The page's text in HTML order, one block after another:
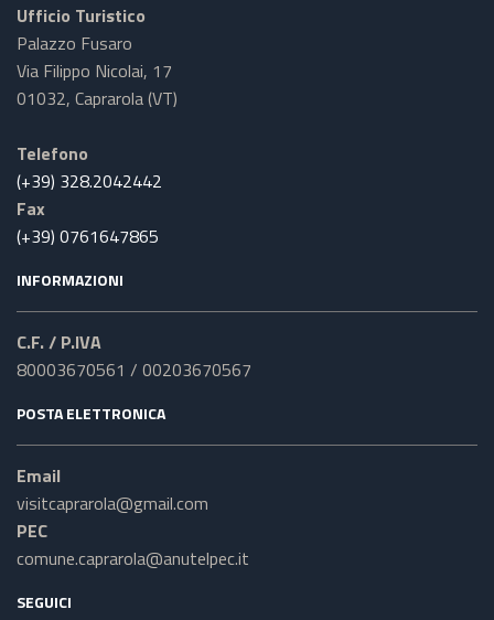
Ufficio Turistico
Palazzo Fusaro
Via Filippo Nicolai, 17
01032, Caprarola (VT)
Telefono
(+39) 328.2042442
Fax
(+39) 0761647865
INFORMAZIONI
C.F. / P.IVA
80003670561 / 00203670567
POSTA ELETTRONICA
Email
visitcaprarola@gmail.com
PEC
comune.caprarola@anutelpec.it
SEGUICI